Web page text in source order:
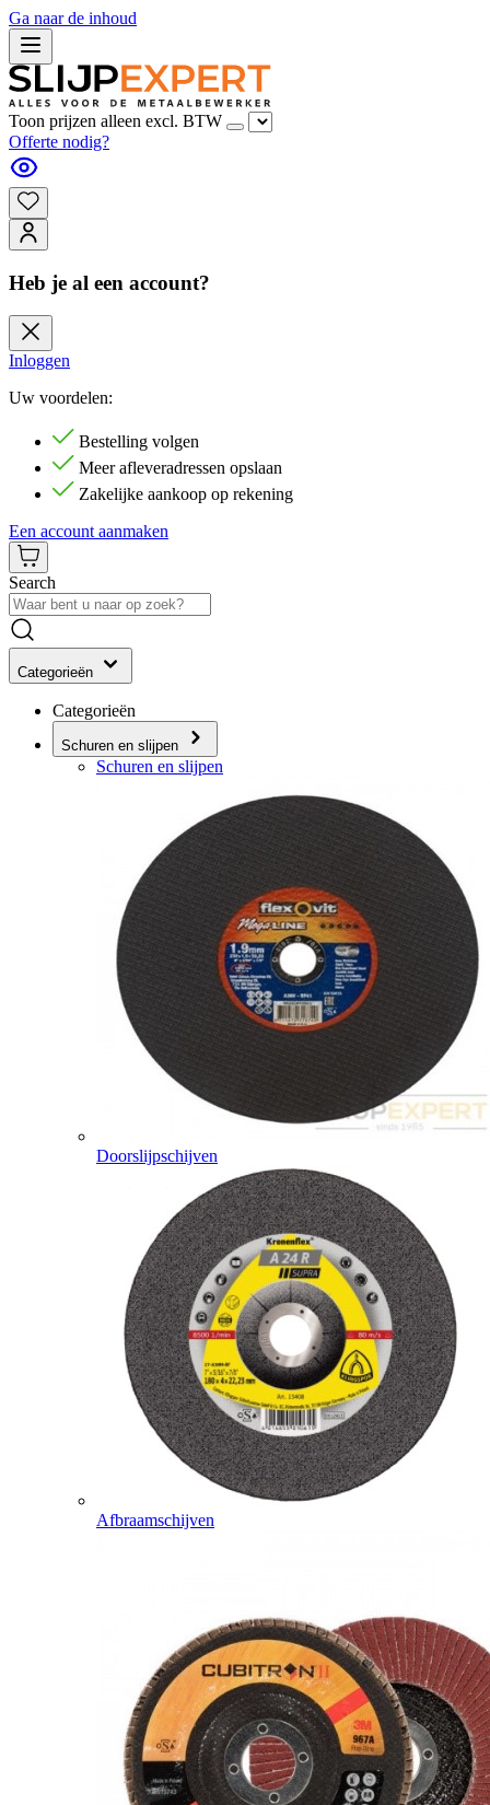
Ga naar de inhoud
Toon prijzen alleen excl. BTW
Offerte nodig?
Heb je al een account?
Inloggen
Uw voordelen:
Bestelling volgen
Meer afleveradressen opslaan
Zakelijke aankoop op rekening
Een account aanmaken
Search
Categorieën
Categorieën
Schuren en slijpen
Schuren en slijpen
Doorslijpschijven
Afbraamschijven